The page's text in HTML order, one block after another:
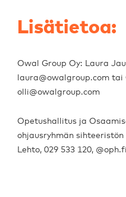
Lisätietoa:
Owal Group Oy: Laura
laura@owalgroup.com tai
olli@owalgroup.com
Opetushallitus ja
ohjausryhmän
Lehto, 029 533 120, @oph.fi